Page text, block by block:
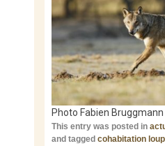
Photo Fabien Bruggmann
This entry was posted in
and tagged cohabitation